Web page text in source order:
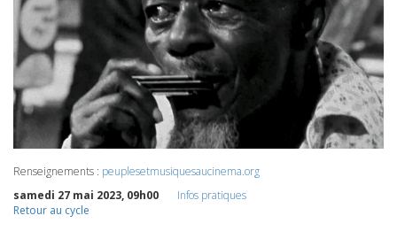
Renseignements : peuplesetmusiquesaucinema.org
samedi 27 mai 2023, 09h00
Infos pratiques
Retour au cycle